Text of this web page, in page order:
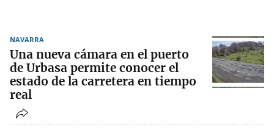
NAVARRA
Una nueva cámara en el puerto
de Urbasa permite conocer el
estado de la carretera en tiempo
real